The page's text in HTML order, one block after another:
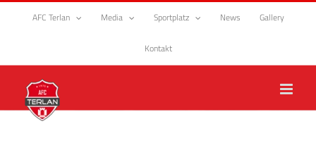
Zum
AFC Terlan Media Sportplatz News Gallery
Kontakt